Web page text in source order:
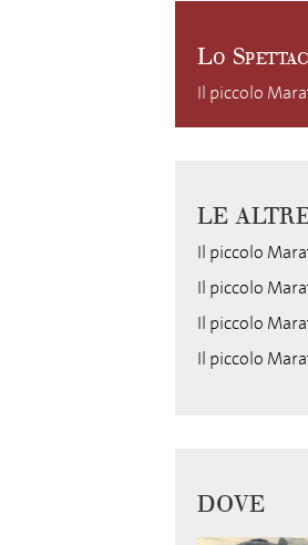
Lo
Il piccolo
LE
Il piccolo
Il piccolo
Il piccolo
Il piccolo
DOVE